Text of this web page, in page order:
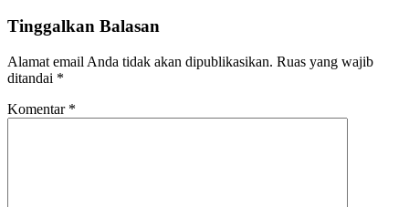
Tinggalkan Balasan
Alamat email Anda tidak akan dipublikasikan. Ruas yang wajib
ditandai *
Komentar *